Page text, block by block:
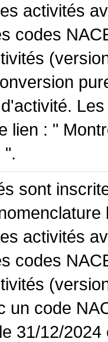
activités
codes
lien : "
".
sont
activités
codes
un code
31/12/